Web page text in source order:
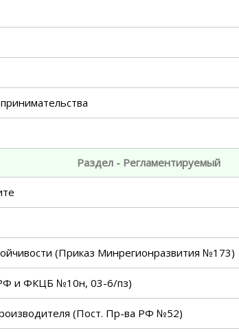
Раздел - Регламентируемый
(Приказ Минрегионразвития №173)
РФ и ФКЦБ №10н, 03-6/пз)
(Пост. Пр-ва РФ №52)